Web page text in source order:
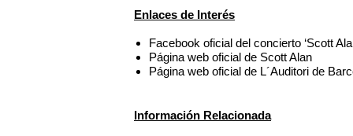
Enlaces de Interés
Facebook oficial del concierto ‘Scott
Página web oficial de Scott Alan
Página web oficial de L´Auditori de
Información Relacionada